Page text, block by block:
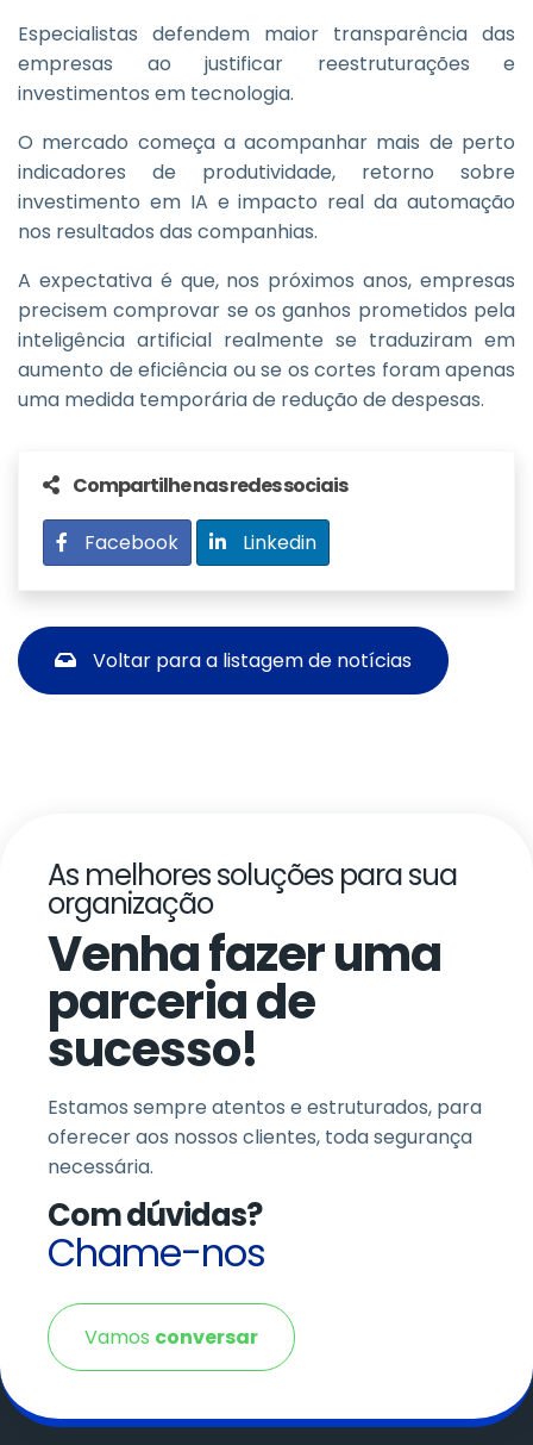
Especialistas defendem maior transparência das
empresas ao justificar reestruturações e
investimentos em tecnologia.
O mercado começa a acompanhar mais de perto
indicadores de produtividade, retorno sobre
investimento em IA e impacto real da automação
nos resultados das companhias.
A expectativa é que, nos próximos anos, empresas
precisem comprovar se os ganhos prometidos pela
inteligência artificial realmente se traduziram em
aumento de eficiência ou se os cortes foram apenas
uma medida temporária de redução de despesas.
Compartilhe nas redes sociais
Facebook Linkedin
Voltar para a listagem de notícias
As melhores soluções para sua
organização
Venha fazer uma
parceria de
sucesso!
Estamos sempre atentos e estruturados, para
oferecer aos nossos clientes, toda segurança
necessária.
Com dúvidas?
Chame-nos
Vamos conversar